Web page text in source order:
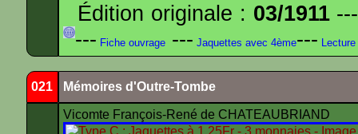
Édition originale : 03/1911
--- Fiche ouvrage --- Jaquettes avec 4ème--- Lecture
021 Mémoires d'Outre-Tombe
Vicomte François-René de CHATEAUBRIAND